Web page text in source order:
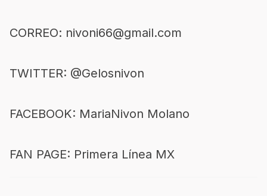
CORREO: nivoni66@gmail.com
TWITTER: @Gelosnivon
FACEBOOK: MariaNivon Molano
FAN PAGE: Primera Línea MX